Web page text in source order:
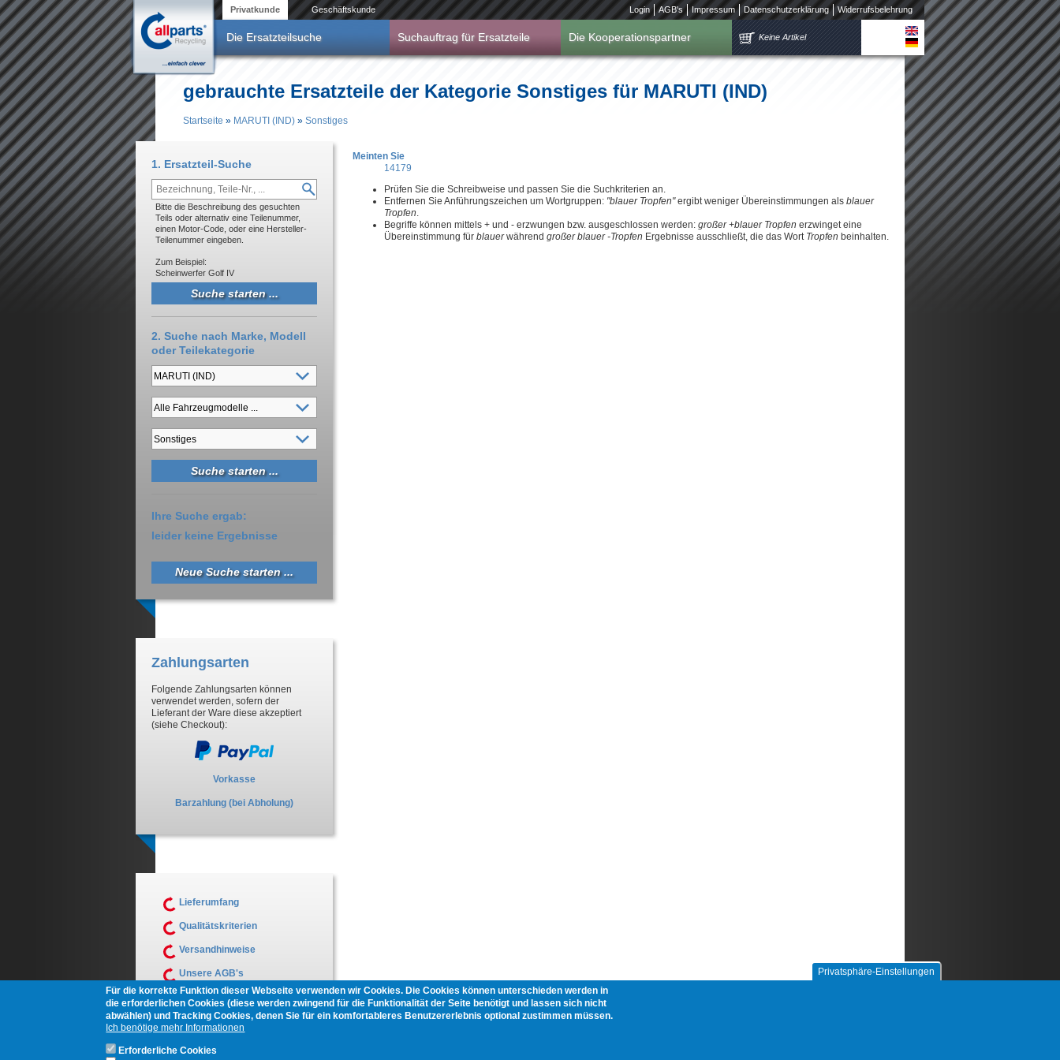
Direkt zum Inhalt Privatkunde Geschäftskunde Login AGB's Impressum Datenschutzerklärung Widerrufsbelehrung
Die Ersatzteilsuche Suchauftrag für Ersatzteile Die Kooperationspartner Keine Artikel
gebrauchte Ersatzteile der Kategorie Sonstiges für MARUTI (IND)
Startseite » MARUTI (IND) » Sonstiges
Meinten Sie
14179
Prüfen Sie die Schreibweise und passen Sie die Suchkriterien an.
Entfernen Sie Anführungszeichen um Wortgruppen: "blauer Tropfen"ergibt weniger Übereinstimmungen als blauer
Tropfen.
Begriffe können mittels + und - erzwungen bzw. ausgeschlossen werden: großer +blauer Tropfen erzwinget eine
Übereinstimmung für blauerwährend großer blauer -Tropfen Ergebnisse ausschließt, die das Wort Tropfen beinhalten.
1. Ersatzteil-Suche
Bitte die Beschreibung des gesuchten
Teils oder alternativ eine Teilenummer,
einen Motor-Code, oder eine Hersteller-
Teilenummer eingeben.
Zum Beispiel:
Scheinwerfer Golf IV
2. Suche nach Marke, Modell
oder Teilekategorie
Ihre Suche ergab:
leider keine Ergebnisse
Neue Suche starten ...
Zahlungsarten
Folgende Zahlungsarten können
verwendet werden, sofern der
Lieferant der Ware diese akzeptiert
(siehe Checkout):
Vorkasse
Barzahlung (bei Abholung)
Lieferumfang
Qualitätskriterien
Versandhinweise
Unsere AGB's
Muster Widerrufsformular
Privatsphäre-Einstellungen
Für die korrekte Funktion dieser Webseite verwenden wir Cookies. Die Cookies können unterschieden werden in
die erforderlichen Cookies (diese werden zwingend für die Funktionalität der Seite benötigt und lassen sich nicht
abwählen) und Tracking Cookies, denen Sie für ein komfortableres Benutzererlebnis optional zustimmen müssen.
Ich benötige mehr Informationen
Erforderliche Cookies